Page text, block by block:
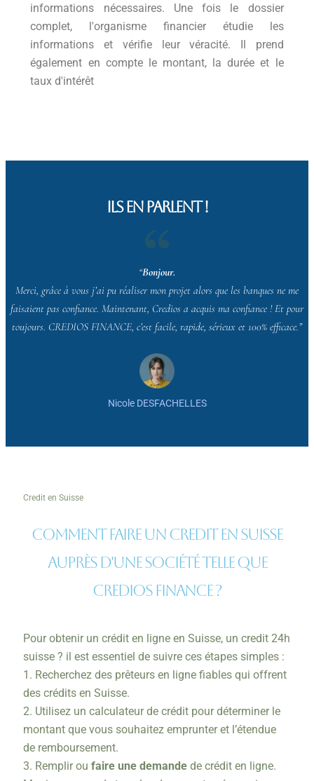
informations nécessaires. Une fois le dossier
complet, l'organisme financier étudie les
informations et vérifie leur véracité. Il prend
également en compte le montant, la durée et le
taux d'intérêt
Ils en parlent !
“Bonjour.
Merci, grâce à vous j’ai pu réaliser mon projet alors que les banques ne me
faisaient pas confiance. Maintenant, Credios a acquis ma confiance ! Et pour
toujours. CREDIOS FINANCE, c’est facile, rapide, sérieux et 100% efficace.”
Nicole DESFACHELLES
Credit en Suisse
Comment faire un credit en suisse
auprès d'une société telle que
CREDIOS FINANCE ?
Pour obtenir un crédit en ligne en Suisse, un credit 24h
suisse ? il est essentiel de suivre ces étapes simples :
1. Recherchez des prêteurs en ligne fiables qui offrent
des crédits en Suisse.
2. Utilisez un calculateur de crédit pour déterminer le
montant que vous souhaitez emprunter et l’étendue
de remboursement.
3. Remplir oufaire une demande de crédit en ligne.